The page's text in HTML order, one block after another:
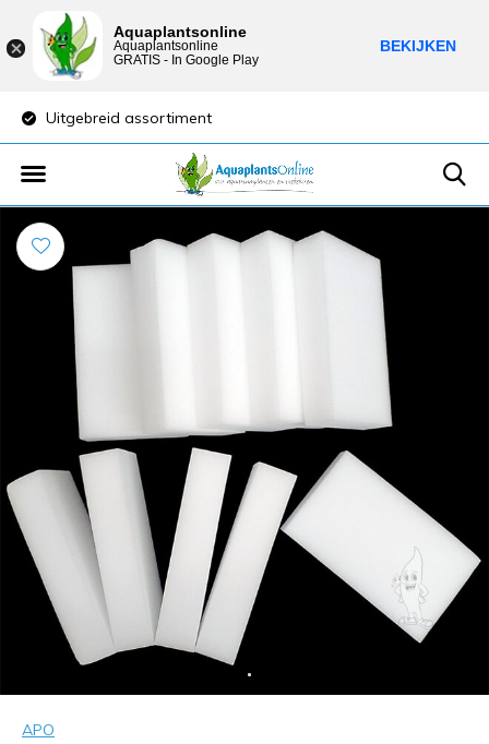
Uitgebreid assortiment
APO
Aquaplantsonline
Aquaplantsonline
GRATIS - In Google Play
BEKIJKEN